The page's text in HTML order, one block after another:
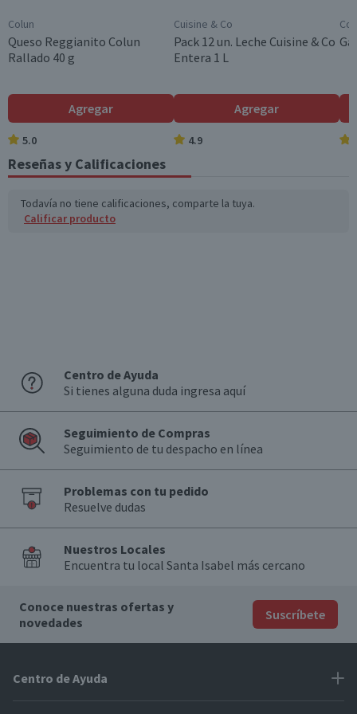
Colun
Queso Reggianito Colun
Rallado 40 g
Agregar
5.0
Cuisine & Co
Pack 12 un. Leche Cuisine & Co
Entera 1 L
Agregar
4.9
Reseñas y Calificaciones
Todavía no tiene calificaciones, comparte la tuya.
Calificar producto
Centro de Ayuda
Si tienes alguna duda ingresa aquí
Seguimiento de Compras
Seguimiento de tu despacho en línea
Problemas con tu pedido
Resuelve dudas
Nuestros Locales
Encuentra tu local Santa Isabel más cercano
Conoce nuestras ofertas y
novedades
Suscríbete
Centro de Ayuda